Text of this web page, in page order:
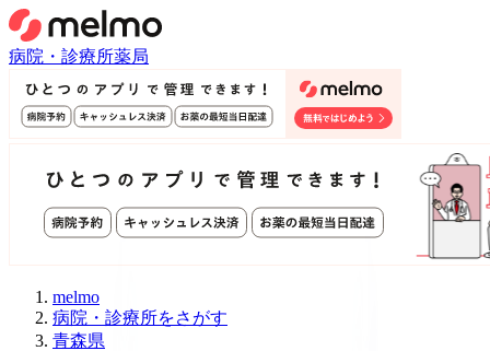
病院・診療所薬局
melmo
病院・診療所をさがす
青森県